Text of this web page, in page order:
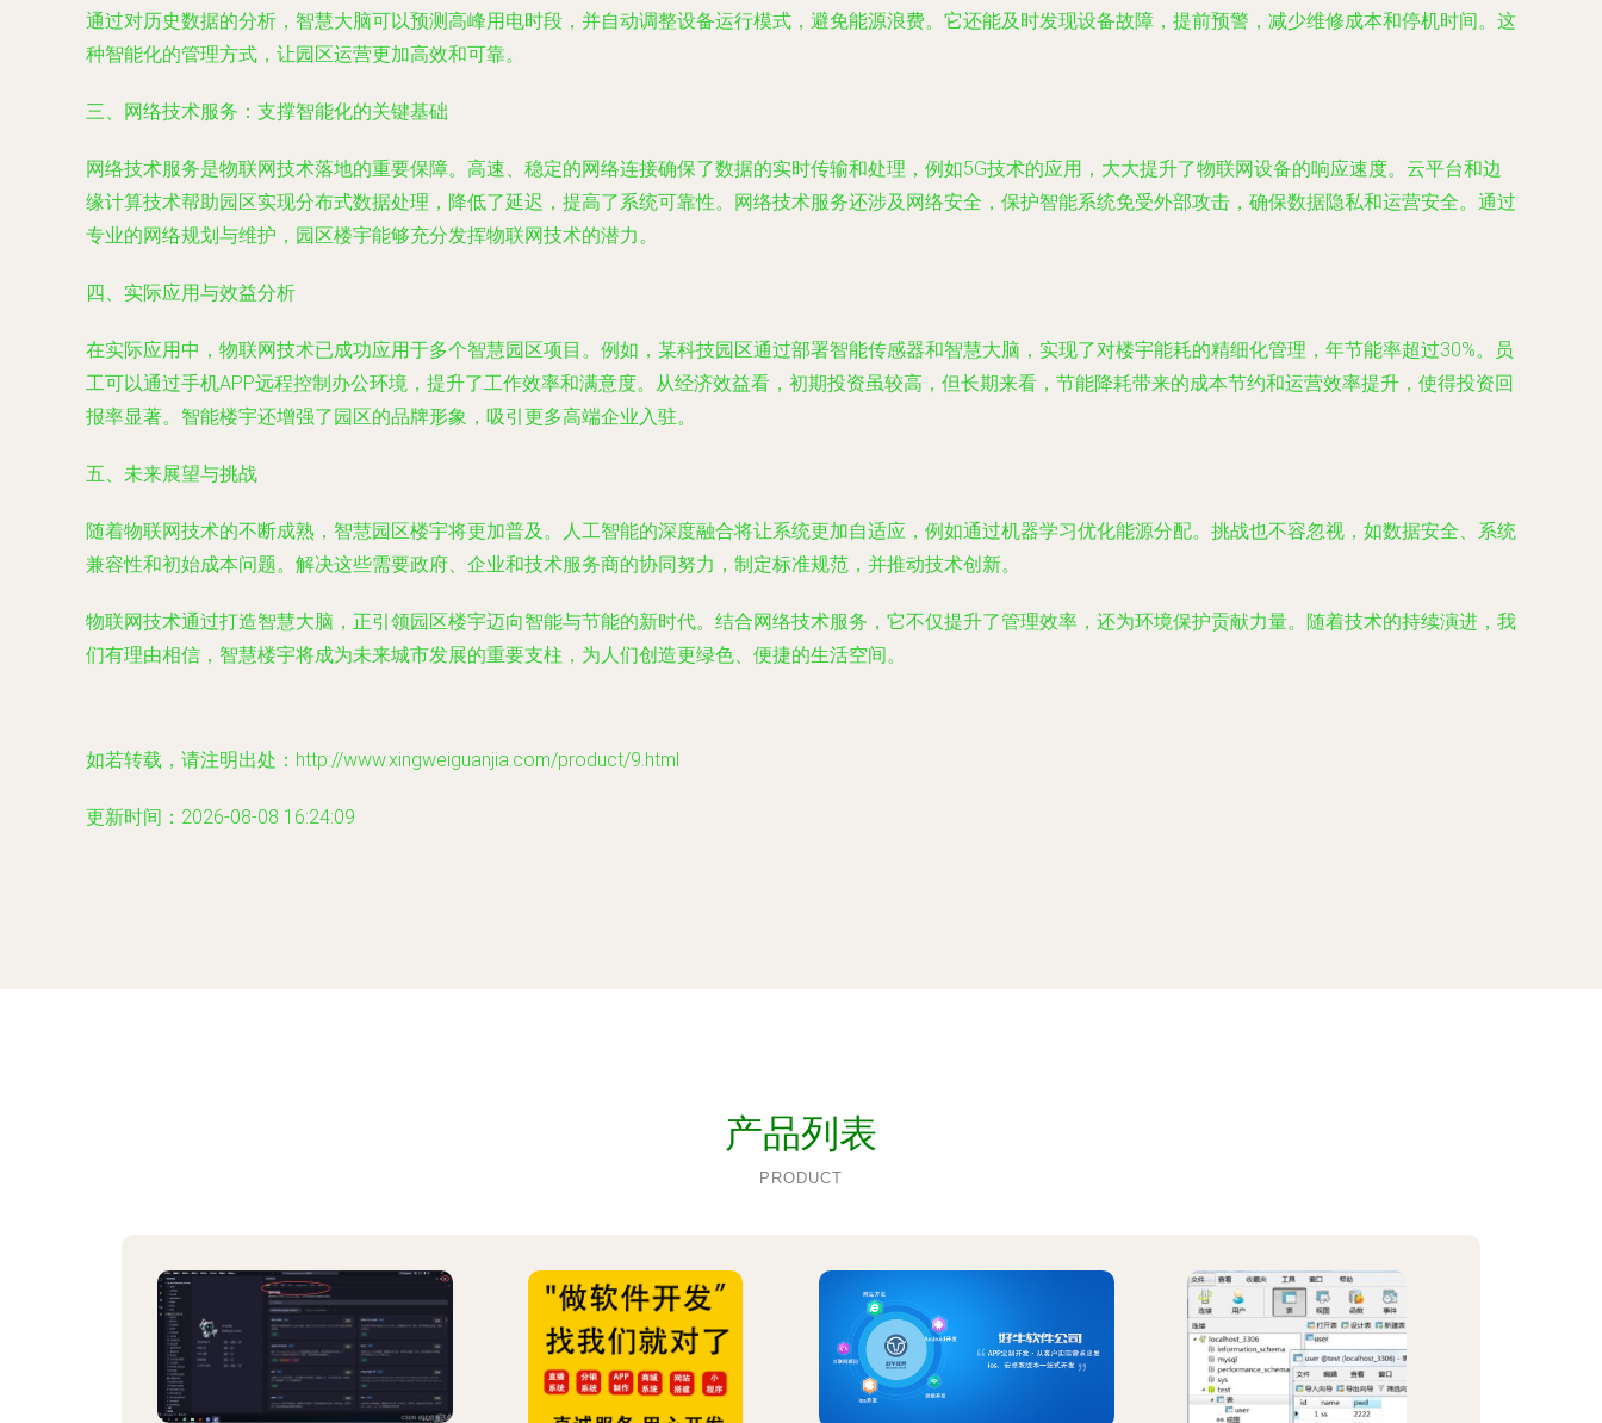
通过对历史数据的分析，智慧大脑可以预测高峰用电时段，并自动调整设备运行模式，避免能源浪费。它还能及时发现设备故障，提前预警，减少维修成本和停机时间。这
种智能化的管理方式，让园区运营更加高效和可靠。
三、网络技术服务：支撑智能化的关键基础
网络技术服务是物联网技术落地的重要保障。高速、稳定的网络连接确保了数据的实时传输和处理，例如5G技术的应用，大大提升了物联网设备的响应速度。云平台和边
缘计算技术帮助园区实现分布式数据处理，降低了延迟，提高了系统可靠性。网络技术服务还涉及网络安全，保护智能系统免受外部攻击，确保数据隐私和运营安全。通过
专业的网络规划与维护，园区楼宇能够充分发挥物联网技术的潜力。
四、实际应用与效益分析
在实际应用中，物联网技术已成功应用于多个智慧园区项目。例如，某科技园区通过部署智能传感器和智慧大脑，实现了对楼宇能耗的精细化管理，年节能率超过30%。员
工可以通过手机APP远程控制办公环境，提升了工作效率和满意度。从经济效益看，初期投资虽较高，但长期来看，节能降耗带来的成本节约和运营效率提升，使得投资回
报率显著。智能楼宇还增强了园区的品牌形象，吸引更多高端企业入驻。
五、未来展望与挑战
随着物联网技术的不断成熟，智慧园区楼宇将更加普及。人工智能的深度融合将让系统更加自适应，例如通过机器学习优化能源分配。挑战也不容忽视，如数据安全、系统
兼容性和初始成本问题。解决这些需要政府、企业和技术服务商的协同努力，制定标准规范，并推动技术创新。
物联网技术通过打造智慧大脑，正引领园区楼宇迈向智能与节能的新时代。结合网络技术服务，它不仅提升了管理效率，还为环境保护贡献力量。随着技术的持续演进，我
们有理由相信，智慧楼宇将成为未来城市发展的重要支柱，为人们创造更绿色、便捷的生活空间。
如若转载，请注明出处：http://www.xingweiguanjia.com/product/9.html
更新时间：2026-08-08 16:24:09
产品列表
PRODUCT